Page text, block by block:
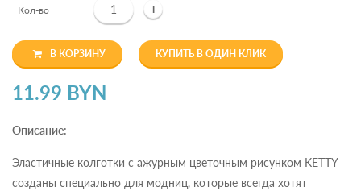
Кол-во +
В КОРЗИНУ КУПИТЬ В ОДИН КЛИК
11.99 BYN
Описание:
Эластичные колготки с ажурным цветочным рисунком KETTY
созданы специально для модниц, которые всегда хотят